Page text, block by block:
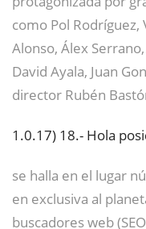
como Pol Rodríguez,
Alonso, Álex
David Ayala, Juan
director Rubén
1.0.17) 18.- Hola
se halla en el lugar
en exclusiva al
buscadores web